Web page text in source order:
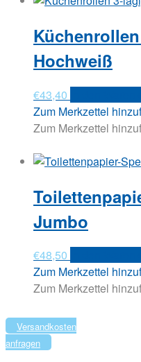
Hochweiß
€43,40
Zum Merkzettel
Zum Merkzettel
Jumbo
€48,50
Zum Merkzettel
Zum Merkzettel
Versandkosten
anfragen